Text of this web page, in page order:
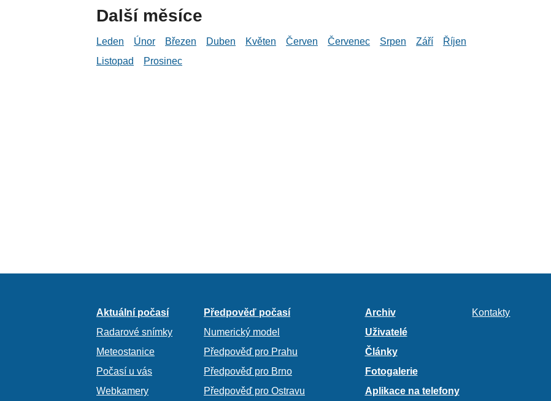
Další měsíce
Leden Únor Březen Duben Květen Červen Červenec Srpen Září
Říjen
Listopad
Prosinec
Aktuální počasí
Radarové snímky
Meteostanice
Počasí u vás
Webkamery
Předpověď počasí
Numerický model
Předpověď pro Prahu
Předpověď pro Brno
Předpověď pro Ostravu
Archiv
Uživatelé
Články
Fotogalerie
Aplikace na telefony
Kontakty